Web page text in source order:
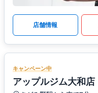
店舗情報
キャンペーン中
アップルジム大和店